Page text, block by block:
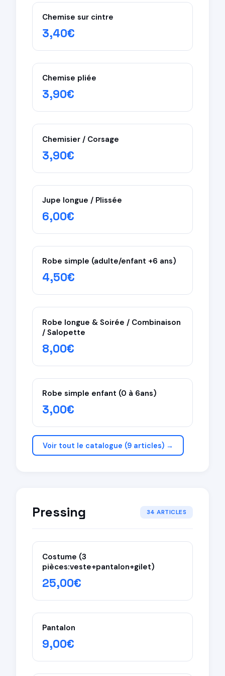
Serviettes de bain
Torchons
Sous-vêtements
Robes — peu mécanisable
Chemise sur cintre
3,40€
Chemise pliée
3,90€
Chemisier / Corsage
3,90€
Jupe longue / Plissée
6,00€
Robe simple (adulte/enfant +6 ans)
4,50€
Robe longue & Soirée / Combinaison
/ Salopette
8,00€
Robe simple enfant (0 à 6ans)
3,00€
Voir tout le catalogue (9 articles) →
Pressing 34 ARTICLES
Costume (3
pièces:veste+pantalon+gilet)
25,00€
Pantalon
9,00€